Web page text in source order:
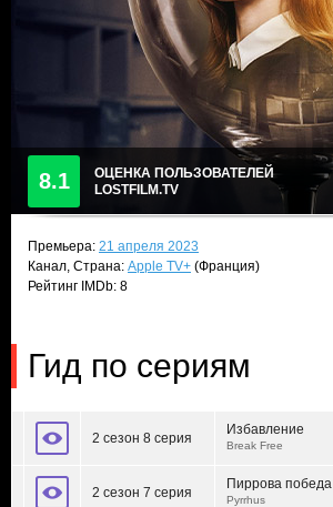
8.1
ОЦЕНКА ПОЛЬЗОВАТЕЛЕЙ
LOSTFILM.TV
Премьера: 21 апреля 2023
Канал, Страна: Apple TV+ (Франция)
Рейтинг IMDb: 8
Гид по сериям
2 сезон 8 серия
Избавление
Break Free
2 сезон 7 серия
Пиррова победа
Pyrrhus